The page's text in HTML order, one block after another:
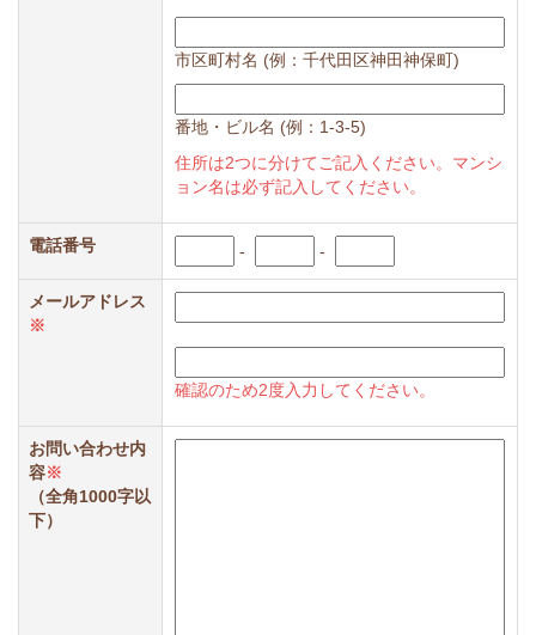
市区町村名 (例：千代田区神田神保町)
番地・ビル名 (例：1-3-5)
住所は2つに分けてご記入ください。マンシ
ョン名は必ず記入してください。
電話番号 - -
メールアドレス
※
確認のため2度入力してください。
お問い合わせ内
容※
（全角1000字以
下）